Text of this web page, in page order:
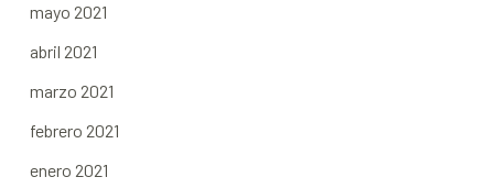
mayo 2021
abril 2021
marzo 2021
febrero 2021
enero 2021